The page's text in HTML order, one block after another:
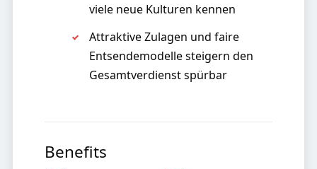
viele neue Kulturen kennen
Attraktive Zulagen und faire
Entsendemodelle steigern den
Gesamtverdienst spürbar
Benefits